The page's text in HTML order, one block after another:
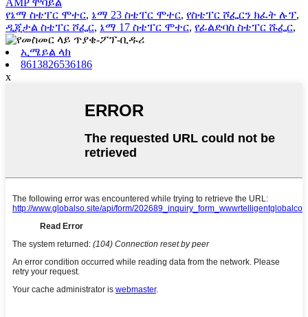
የኔማ ስቴፐር ሞተር, ኔማ 23 ስቴፐር ሞተር, የስቴፐር ሾፌርን ክፈት ሉፕ,
ዲጂታል ስቴፐር ሾፌር, ኔማ 17 ስቴፐር ሞተር, የፊልድባስ ስቴፐር ሹፌር,
ኢሜይል ላክ
8613826536186
x